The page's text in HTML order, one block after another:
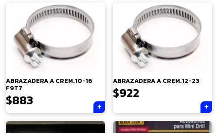
ABRAZADERA A CREM.10-16
F9T7
$883
ABRAZADERA A CREM.12-23
$922